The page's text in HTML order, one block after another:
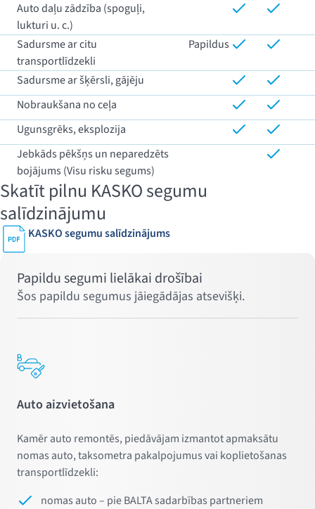
Auto daļu zādzība (spoguļi,
lukturi u. c.)
Sadursme ar citu
transportlīdzekli
Papildus
Sadursme ar šķērsli, gājēju
Nobraukšana no ceļa
Ugunsgrēks, eksplozija
Jebkāds pēkšņs un neparedzēts
bojājums (Visu risku segums)
Skatīt pilnu KASKO segumu
salīdzinājumu
KASKO segumu salīdzinājums
Papildu segumi lielākai drošībai
Šos papildu segumus jāiegādājas atsevišķi.
Auto aizvietošana
Kamēr auto remontēs, piedāvājam izmantot apmaksātu
nomas auto, taksometra pakalpojumus vai koplietošanas
transportlīdzekli:
nomas auto – pie BALTA sadarbības partneriem